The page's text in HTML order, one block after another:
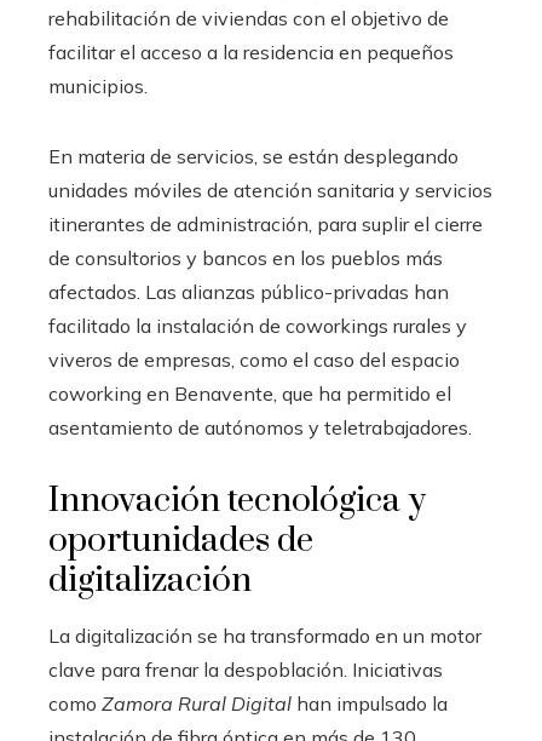
rehabilitación de viviendas con el objetivo de
facilitar el acceso a la residencia en pequeños
municipios.
En materia de servicios, se están desplegando
unidades móviles de atención sanitaria y servicios
itinerantes de administración, para suplir el cierre
de consultorios y bancos en los pueblos más
afectados. Las alianzas público-privadas han
facilitado la instalación de coworkings rurales y
viveros de empresas, como el caso del espacio
coworking en Benavente, que ha permitido el
asentamiento de autónomos y teletrabajadores.
Innovación tecnológica y
oportunidades de
digitalización
La digitalización se ha transformado en un motor
clave para frenar la despoblación. Iniciativas
como Zamora Rural Digital han impulsado la